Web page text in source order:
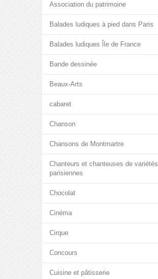
Association du patrimoine
Balades ludiques à pied dans Paris
Balades ludiques Île de France
Bande dessinée
Beaux-Arts
cabaret
Chanson
Chansons de Montmartre
Chanteurs et chanteuses de variétés
parisiennes
Chocolat
Cinéma
Cirque
Concours
Cuisine et pâtisserie